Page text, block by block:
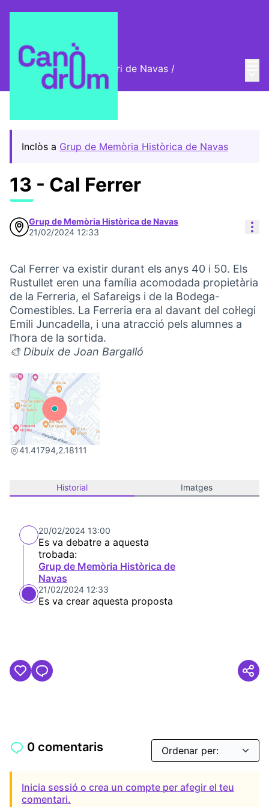
Cromos digitals del barri de Navas /
🦊 Cromos digitals
Inclòs a Grup de Memòria Històrica de Navas
13 - Cal Ferrer
Grup de Memòria Històrica de Navas
21/02/2024 12:33
Cal Ferrer va existir durant els anys 40 i 50. Els
Rustullet eren una família acomodada propietària
de la Ferreria, el Safareigs i de la Bodega-
Comestibles. La Ferreria era al davant del col·legi
Emili Juncadella, i una atracció pels alumnes a
l’hora de la sortida.
🎨 Dibuix de Joan Bargalló
41.41794,2.18111
(Link externo)
Historial Imatges
20/02/2024 13:00
Es va debatre a aquesta
trobada:
Grup de Memòria Històrica de
Navas
21/02/2024 12:33
Es va crear aquesta proposta
0 comentaris
Inicia sessió o crea un compte per afegir el teu
comentari.